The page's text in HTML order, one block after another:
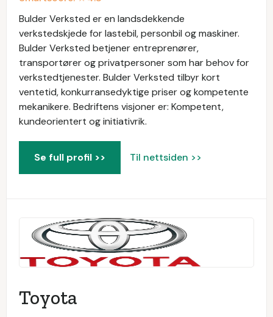
Bulder Verksted er en landsdekkende
verkstedskjede for lastebil, personbil og maskiner.
Bulder Verksted betjener entreprenører,
transportører og privatpersoner som har behov for
verkstedtjenester. Bulder Verksted tilbyr kort
ventetid, konkurransedyktige priser og kompetente
mekanikere. Bedriftens visjoner er: Kompetent,
kundeorientert og initiativrik.
Se full profil >> Til nettsiden >>
Toyota